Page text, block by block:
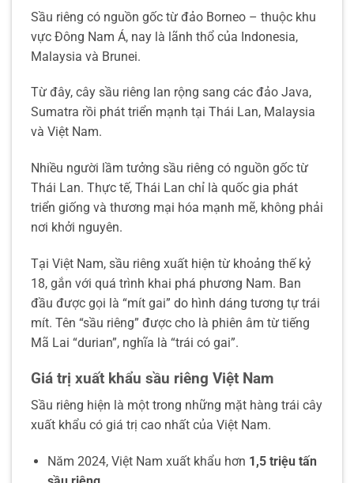
Sầu riêng có nguồn gốc từ đảo Borneo – thuộc khu
vực Đông Nam Á, nay là lãnh thổ của Indonesia,
Malaysia và Brunei.
Từ đây, cây sầu riêng lan rộng sang các đảo Java,
Sumatra rồi phát triển mạnh tại Thái Lan, Malaysia
và Việt Nam.
Nhiều người lầm tưởng sầu riêng có nguồn gốc từ
Thái Lan. Thực tế, Thái Lan chỉ là quốc gia phát
triển giống và thương mại hóa mạnh mẽ, không phải
nơi khởi nguyên.
Tại Việt Nam, sầu riêng xuất hiện từ khoảng thế kỷ
18, gắn với quá trình khai phá phương Nam. Ban
đầu được gọi là “mít gai” do hình dáng tương tự trái
mít. Tên “sầu riêng” được cho là phiên âm từ tiếng
Mã Lai “durian”, nghĩa là “trái có gai”.
Giá trị xuất khẩu sầu riêng Việt Nam
Sầu riêng hiện là một trong những mặt hàng trái cây
xuất khẩu có giá trị cao nhất của Việt Nam.
Năm 2024, Việt Nam xuất khẩu hơn 1,5 triệu tấn